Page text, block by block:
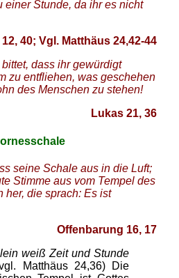
einer Stunde, da ihr es nicht
40; Vgl. Matthäus 24,42-44
dass ihr gewürdigt
zu entfliehen, was geschehen
des Menschen zu stehen!
Lukas 21, 36
seine Schale aus in die Luft;
Stimme aus vom Tempel des
her, die sprach: Es ist
Offenbarung 16, 17
weiß Zeit und Stunde
Matthäus 24,36) Die